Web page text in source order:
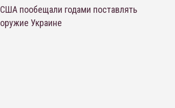
США пообещали годами поставлять
оружие Украине